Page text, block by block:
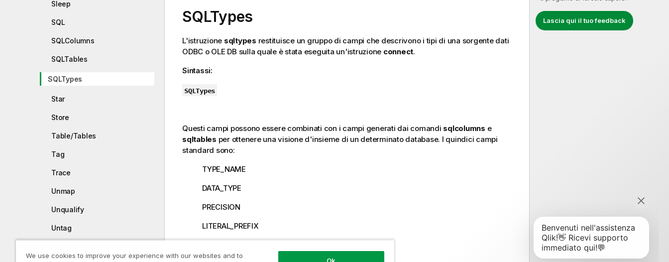
Sleep
SQL
SQLColumns
SQLTables
SQLTypes
Star
Store
Table/Tables
Tag
Trace
Unmap
Unqualify
Untag
Lascia qui il tuo feedback
SQLTypes
L'istruzione sqltypes restituisce un gruppo di campi che descrivono i tipi di una sorgente dati
ODBC oOLE DB sulla quale è stata eseguita un'istruzione connect.
Sintassi:
SQLTypes
Questi campi possono essere combinati con i campi generati dai comandi sqlcolumns e
sqltables per ottenere una visione d'insieme di un determinato database. I quindici campi
standard sono:
TYPE_NAME
DATA_TYPE
PRECISION
LITERAL_PREFIX
We use cookies to improve your experience with our websites and to